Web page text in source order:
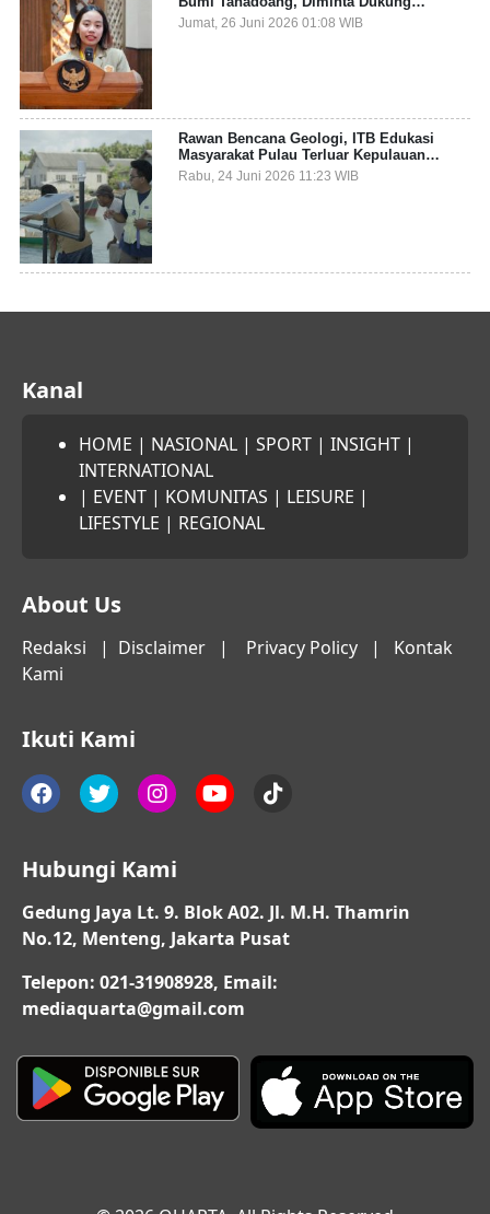
Gemerlap dan Beri Solusi pada Persoalan
Sampah Pesisir
Jumat, 26 Juni 2026 01:08 WIB
Rawan Bencana Geologi, ITB Edukasi
Masyarakat Pulau Terluar Kepulauan
Selayar Terkait Mitigasi Berbasis Kawasan
Pesisir
Rabu, 24 Juni 2026 11:23 WIB
Kanal
HOME | NASIONAL | SPORT | INSIGHT |
INTERNATIONAL
| EVENT | KOMUNITAS | LEISURE |
LIFESTYLE | REGIONAL
About Us
Redaksi | Disclaimer | Privacy Policy | Kontak
Kami
Ikuti Kami
Hubungi Kami
Gedung Jaya Lt. 9. Blok A02. Jl. M.H. Thamrin
No.12, Menteng, Jakarta Pusat
Telepon: 021-31908928, Email:
mediaquarta@gmail.com